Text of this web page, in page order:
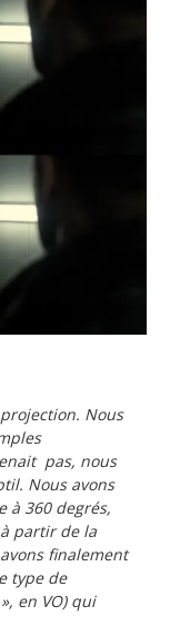
Nous
pas, nous
Nous avons
à 360 degrés,
partir de la
finalement
type de
en VO) qui